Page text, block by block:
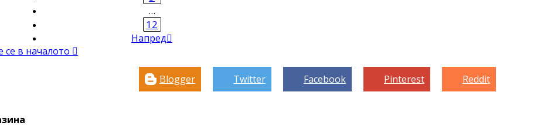
…
12
Напред
се в началото 
Blogger Twitter Facebook Pinterest Reddit